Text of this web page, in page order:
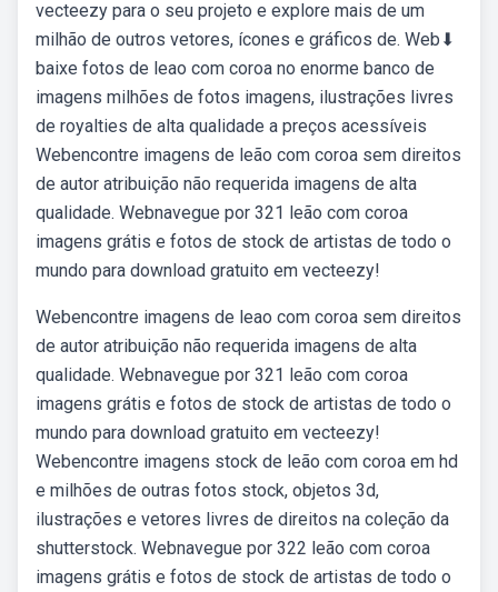
vecteezy para o seu projeto e explore mais de um
milhão de outros vetores, ícones e gráficos de. Web⬇
baixe fotos de leao com coroa no enorme banco de
imagens milhões de fotos imagens, ilustrações livres
de royalties de alta qualidade a preços acessíveis
Webencontre imagens de leão com coroa sem direitos
de autor atribuição não requerida imagens de alta
qualidade. Webnavegue por 321 leão com coroa
imagens grátis e fotos de stock de artistas de todo o
mundo para download gratuito em vecteezy!
Webencontre imagens de leao com coroa sem direitos
de autor atribuição não requerida imagens de alta
qualidade. Webnavegue por 321 leão com coroa
imagens grátis e fotos de stock de artistas de todo o
mundo para download gratuito em vecteezy!
Webencontre imagens stock de leão com coroa em hd
e milhões de outras fotos stock, objetos 3d,
ilustrações e vetores livres de direitos na coleção da
shutterstock. Webnavegue por 322 leão com coroa
imagens grátis e fotos de stock de artistas de todo o